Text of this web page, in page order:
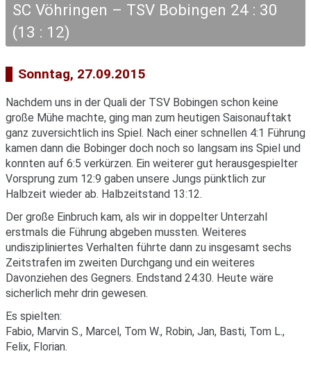
SC Vöhringen – TSV Bobingen 24 : 30
(13 : 12)
Sonntag, 27.09.2015
Nachdem uns in der Quali der TSV Bobingen schon keine
große Mühe machte, ging man zum heutigen Saisonauftakt
ganz zuversichtlich ins Spiel. Nach einer schnellen 4:1 Führung
kamen dann die Bobinger doch noch so langsam ins Spiel und
konnten auf 6:5 verkürzen. Ein weiterer gut herausgespielter
Vorsprung zum 12:9 gaben unsere Jungs pünktlich zur
Halbzeit wieder ab. Halbzeitstand 13:12.
Der große Einbruch kam, als wir in doppelter Unterzahl
erstmals die Führung abgeben mussten. Weiteres
undiszipliniertes Verhalten führte dann zu insgesamt sechs
Zeitstrafen im zweiten Durchgang und ein weiteres
Davonziehen des Gegners. Endstand 24:30. Heute wäre
sicherlich mehr drin gewesen.
Es spielten:
Fabio, Marvin S., Marcel, Tom W., Robin, Jan, Basti, Tom L.,
Felix, Florian.